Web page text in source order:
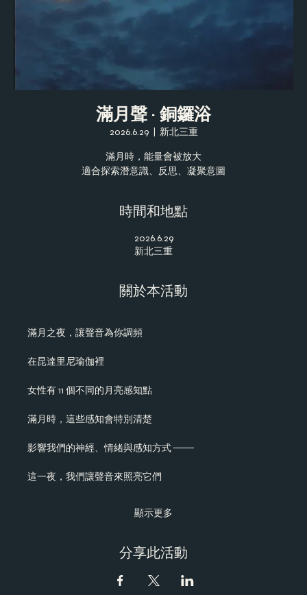
滿月聲 · 銅鑼浴
2026.6.29
  |
新北三重
滿月時，能量會被放大
適合探索潛意識、反思、凝聚意圖
時間和地點
2026.6.29
新北三重
關於本活動
滿月之夜，讓聲音為你調頻
在昆達里尼瑜伽裡
女性有 11 個不同的月亮感知點
滿月時，這些感知會特別清楚
影響我們的神經、情緒與感知方式 ───
這一夜，我們讓聲音來照亮它們
顯示更多
分享此活動